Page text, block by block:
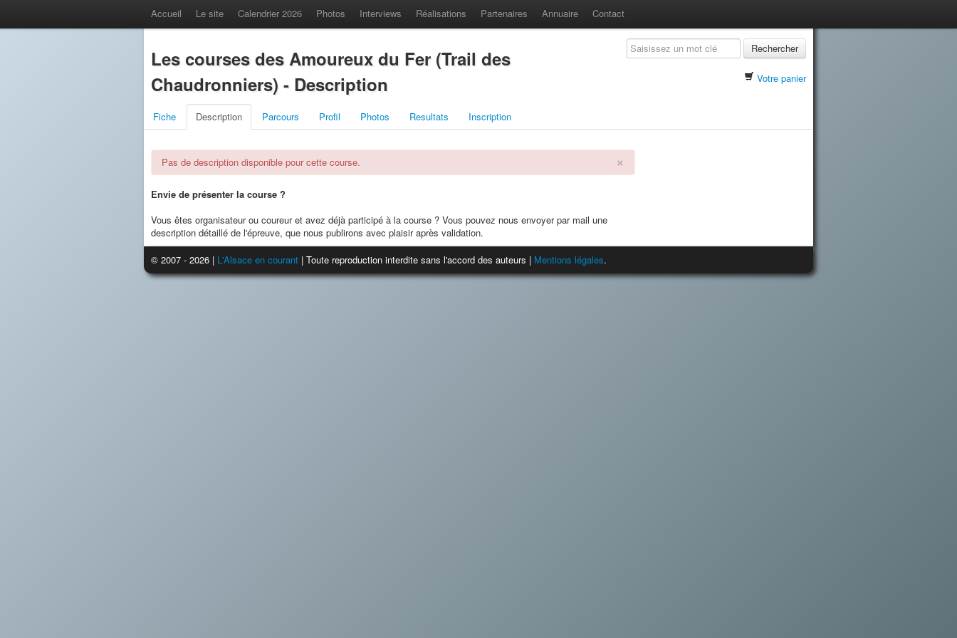
Accueil Le site Calendrier 2026 Photos Interviews Réalisations Partenaires Annuaire Contact
Les courses des Amoureux du Fer (Trail des
Chaudronniers) - Description
Rechercher
Votre panier
Fiche Description Parcours Profil Photos Resultats Inscription
×
Pas de description disponible pour cette course.
Envie de présenter la course ?
Vous êtes organisateur ou coureur et avez déjà participé à la course ? Vous pouvez nous envoyer par mail une
description détaillé de l'épreuve, que nous publirons avec plaisir après validation.
© 2007 - 2026 | L'Alsace en courant | Toute reproduction interdite sans l'accord des auteurs | Mentions légales.